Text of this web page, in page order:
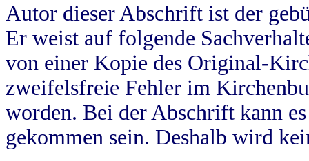
Autor dieser Abschrift ist der
Er weist auf folgende
von einer Kopie des Original-
zweifelsfreie Fehler im
worden. Bei der Abschrift kann
gekommen sein. Deshalb wird